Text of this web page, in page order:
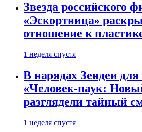
Звезда российского
«Эскортница»
отношение к
1 неделя спустя
В нарядах Зендеи для
«Человек-паук:
разглядели тайный
1 неделя спустя